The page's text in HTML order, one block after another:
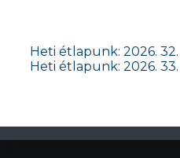
Heti étlapunk: 2026.
Heti étlapunk: 2026.